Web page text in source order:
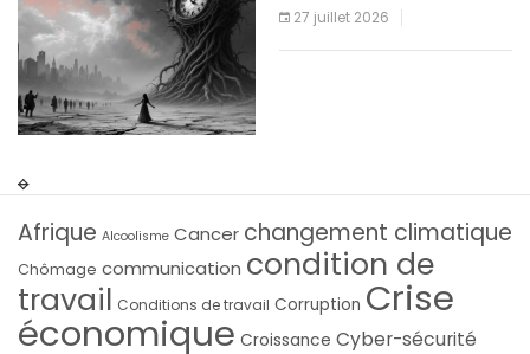
27 juillet 2026
Afrique Alcoolisme Cancer changement climatique
Chômage communication condition de
travail Conditions de travail Corruption Crise
économique Croissance Cyber-sécurité